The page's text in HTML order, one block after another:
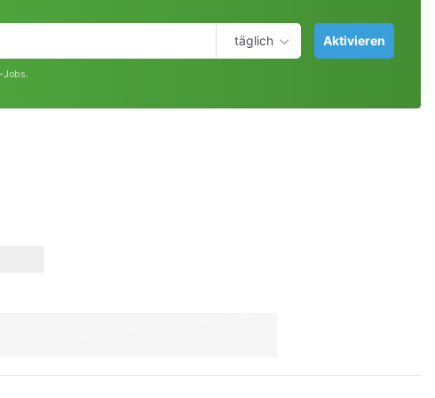
täglich Aktivieren
Jobs.